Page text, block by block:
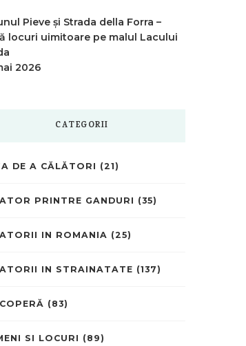
Pieve și Strada della Forra –
locuri uimitoare pe malul Lacului
2026
CATEGORII
DE A CĂLĂTORI (21)
PRINTRE GANDURI (35)
IN ROMANIA (25)
IN STRAINATATE (137)
(83)
SI LOCURI (89)